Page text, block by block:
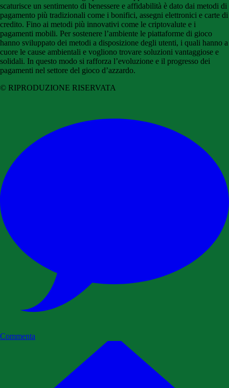
scaturisce un sentimento di benessere e affidabilità è dato dai metodi di
pagamento più tradizionali come i bonifici, assegni elettronici e carte di
credito. Fino ai metodi più innovativi come le criptovalute e i
pagamenti mobili. Per sostenere l’ambiente le piattaforme di gioco
hanno sviluppato dei metodi a disposizione degli utenti, i quali hanno a
cuore le cause ambientali e vogliono trovare soluzioni vantaggiose e
solidali. In questo modo si rafforza l’evoluzione e il progresso dei
pagamenti nel settore del gioco d’azzardo.
© RIPRODUZIONE RISERVATA
Commenta